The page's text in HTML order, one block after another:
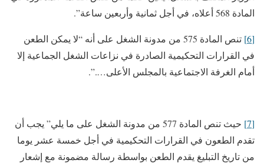
المادة 568 أعلاه، في أجل ثمانية وأربعين ساعة”.
[6]
تنص المادة 575 من مدونة الشغل على أنه “لا يمكن الطعن
في القرارات التحكيمية الصادرة في نزاعات الشغل الجماعية إلا
أمام الغرفة الاجتماعية بالمجلس الأعلى….”.
[7]
حيث تنص المادة 577 من مدونة الشغل على ما يلي” يجب أن
تقدم الطعون في القرارات التحكيمية في أجل خمسة عشر يوما
من تاريخ التبليغ يقدم الطعن بواسطة رسالة مضمونة مع إشعار